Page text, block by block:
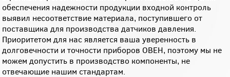
обеспечения надежности продукции входной контроль
выявил несоответствие материала, поступившего от
поставщика для производства датчиков давления.
Приоритетом для нас является ваша уверенность в
долговечности и точности приборов ОВЕН, поэтому мы не
можем допустить в производство компоненты, не
отвечающие нашим стандартам.